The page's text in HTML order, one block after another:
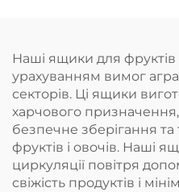
Наші ящики для фруктів
урахуванням вимог
секторів. Ці ящики
харчового
безпечне зберігання
фруктів і овочів. Наші
циркуляції повітря
свіжість продуктів і